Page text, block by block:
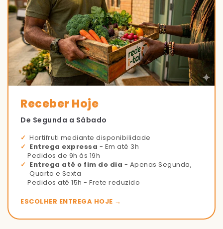
Receber Hoje
De Segunda a Sábado
Hortifruti mediante disponibilidade
Entrega expressa - Em até 3h
Pedidos de 9h às 19h
Entrega até o fim do dia - Apenas Segunda,
Quarta e Sexta
Pedidos até 15h - Frete reduzido
ESCOLHER ENTREGA HOJE →